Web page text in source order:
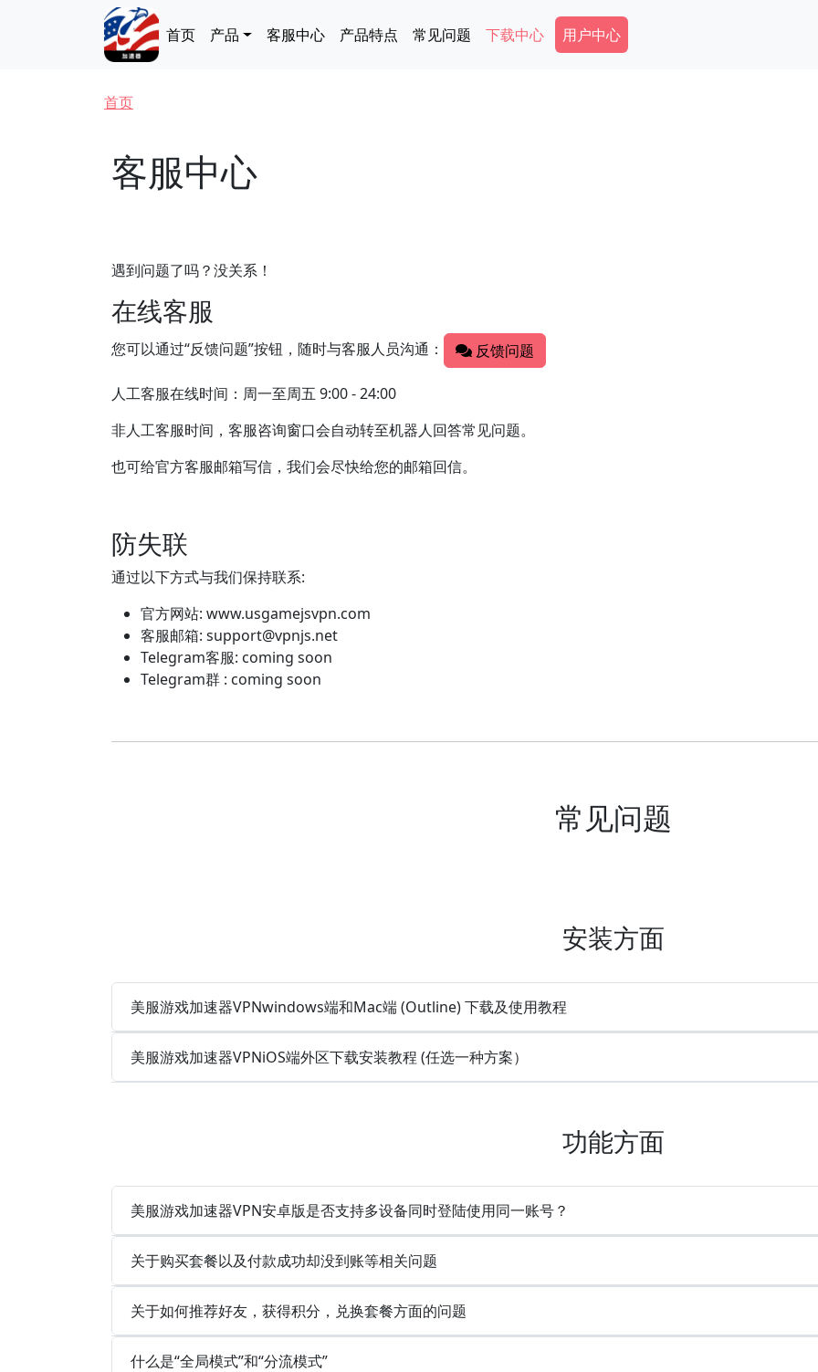
Main navigation
首页 产品 客服中心 产品特点 常见问题 下载中心 Secondary Menu
用户中心
面包屑
首页
客服中心
遇到问题了吗？没关系！
在线客服
您可以通过“反馈问题”按钮，随时与客服人员沟通： 反馈问题
人工客服在线时间：周一至周五 9:00 - 24:00
非人工客服时间，客服咨询窗口会自动转至机器人回答常见问题。
也可给官方客服邮箱写信，我们会尽快给您的邮箱回信。
防失联
通过以下方式与我们保持联系:
官方网站: www.usgamejsvpn.com
客服邮箱: support@vpnjs.net
Telegram客服: coming soon
Telegram群 : coming soon
常见问题
安装方面
美服游戏加速器VPNwindows端和Mac端 (Outline) 下载及使用教程
美服游戏加速器VPNiOS端外区下载安装教程 (任选一种方案）
功能方面
美服游戏加速器VPN安卓版是否支持多设备同时登陆使用同一账号？
关于购买套餐以及付款成功却没到账等相关问题
关于如何推荐好友，获得积分，兑换套餐方面的问题
什么是“全局模式”和“分流模式”